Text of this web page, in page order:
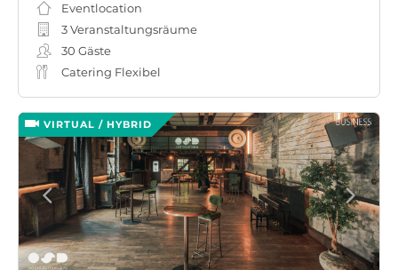
Eventlocation
3 Veranstaltungsräume
30 Gäste
Catering Flexibel
VIRTUAL / HYBRID